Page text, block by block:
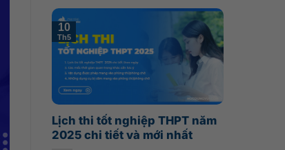
Lịch thi tốt nghiệp THPT năm
2025 chi tiết và mới nhất
10
Th5